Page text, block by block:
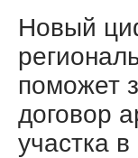
Новый
поможет
договор
участка